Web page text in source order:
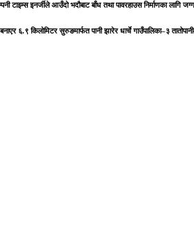
टाइम्स इनर्जीले आउँदो भदौबाट बाँध तथा पावरहाउस निर्माणका
६.९ किलोमिटर सुरुङमार्फत पानी झारेर धार्चे गाउँपालिका–३